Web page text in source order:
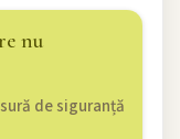
nu
de siguranță